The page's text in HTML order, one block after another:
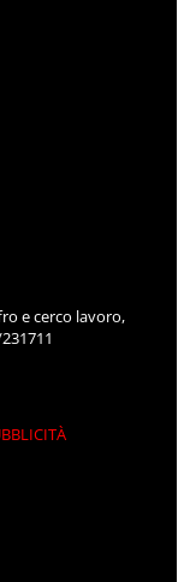
e cerco lavoro,